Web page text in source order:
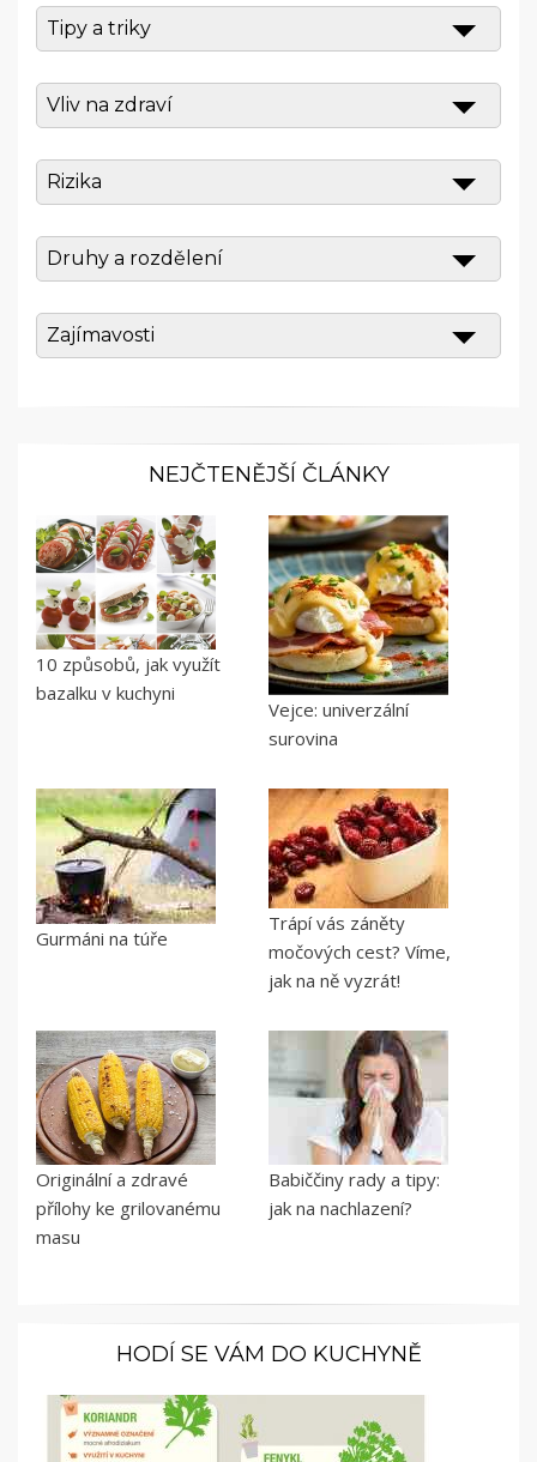
Tipy a triky
Vliv na zdraví
Rizika
Druhy a rozdělení
Zajímavosti
NEJČTENĚJŠÍ ČLÁNKY
10 způsobů, jak využít
bazalku v kuchyni
Vejce: univerzální
surovina
Gurmáni na túře
Trápí vás záněty
močových cest? Víme,
jak na ně vyzrát!
Originální a zdravé
přílohy ke grilovanému
masu
Babiččiny rady a tipy:
jak na nachlazení?
HODÍ SE VÁM DO KUCHYNĚ